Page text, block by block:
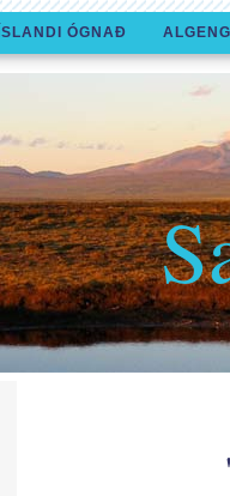
ÍSLANDI ÓGNAÐ